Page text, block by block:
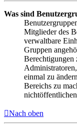
Was sind
Mitglieder des
verwaltbare
Gruppen
Berechtigungen
einmal zu
Bereichs zu
Nach oben